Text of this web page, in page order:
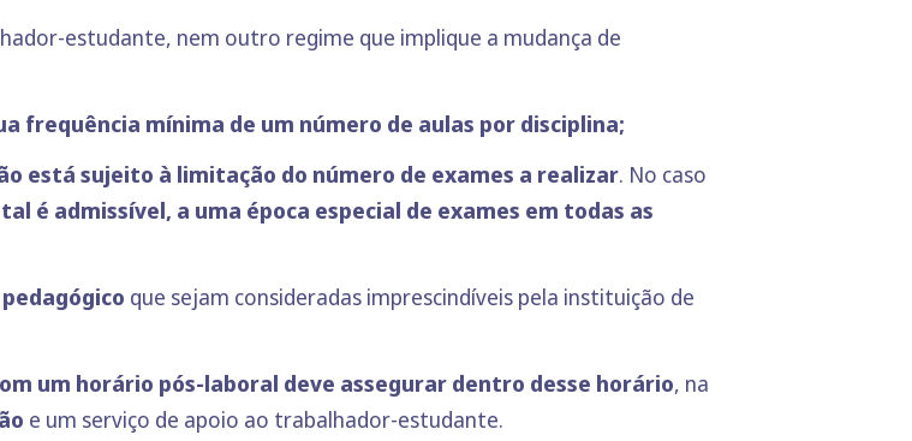
estudante, nem outro regime que implique a mudança de
frequência mínima de um número de aulas por disciplina;
está sujeito à limitação do número de exames a realizar. No caso
é admissível, a uma época especial de exames em todas as
que sejam consideradas imprescindíveis pela instituição de
um horário pós-laboral deve assegurar dentro desse horário, na
e um serviço de apoio ao trabalhador-estudante.